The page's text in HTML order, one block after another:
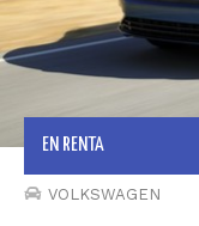
EN RENTA
VOLKSWAGEN